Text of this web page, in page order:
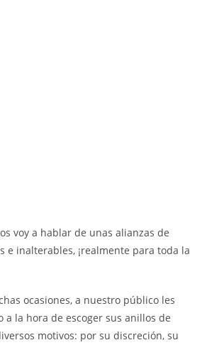
os voy a hablar de unas alianzas de
e inalterables, ¡realmente para toda la
ocasiones, a nuestro público les
a la hora de escoger sus anillos de
motivos: por su discreción, su